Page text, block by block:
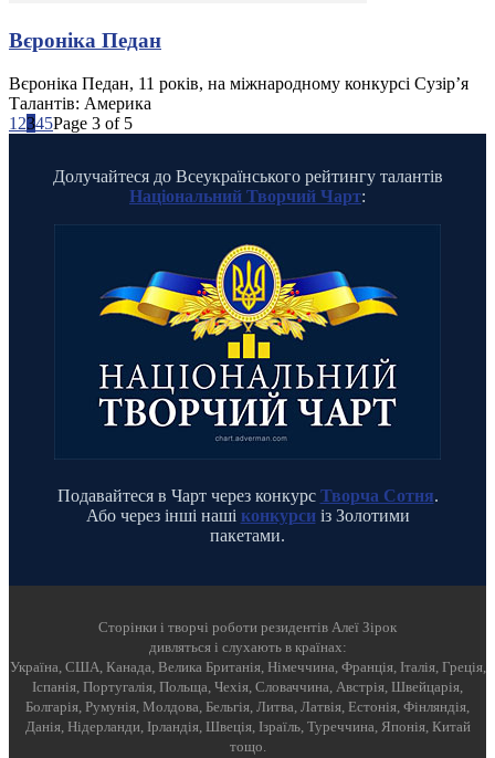
Вєроніка Педан
Вєроніка Педан, 11 років, на міжнародному конкурсі Сузір’я
Талантів: Америка
1 2345Page 3 of 5
Долучайтеся до Всеукраїнського рейтингу талантів
Національний Творчий Чарт:
Подавайтеся в Чарт через конкурс Творча Сотня.
Або через інші наші конкурсиіз Золотими
пакетами.
Cторінки і творчі роботи резидентів Алеї Зірок
дивляться і слухають в країнах:
Україна, США, Канада, Велика Британія, Німеччина, Франція, Італія, Греція,
Іспанія, Португалія, Польща, Чехія, Словаччина, Австрія, Швейцарія,
Болгарія, Румунія, Молдова, Бельгія, Литва, Латвія, Естонія, Фінляндія,
Данія, Нідерланди, Ірландія, Швеція, Ізраїль, Туреччина, Японія, Китай
тощо.